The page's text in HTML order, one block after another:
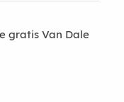
gratis Van Dale